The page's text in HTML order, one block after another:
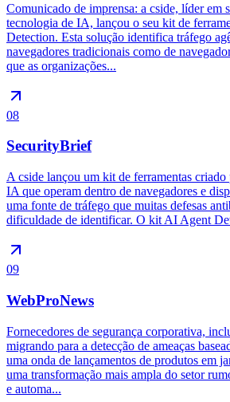
Comunicado de imprensa: a cside, líder em
tecnologia de IA, lançou o seu kit de
Detection. Esta solução identifica tráfego
navegadores tradicionais como de
que as organizações...
08
SecurityBrief
A cside lançou um kit de ferramentas criado
IA que operam dentro de navegadores e
uma fonte de tráfego que muitas defesas
dificuldade de identificar. O kit AI Agent
09
WebProNews
Fornecedores de segurança corporativa,
migrando para a detecção de ameaças
uma onda de lançamentos de produtos em
uma transformação mais ampla do setor
e automa...